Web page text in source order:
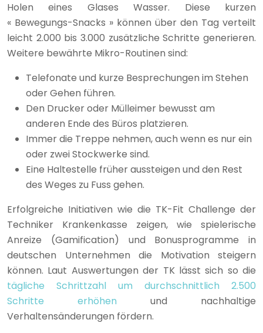
Holen eines Glases Wasser. Diese kurzen
« Bewegungs-Snacks » können über den Tag verteilt
leicht 2.000 bis 3.000 zusätzliche Schritte generieren.
Weitere bewährte Mikro-Routinen sind:
Telefonate und kurze Besprechungen im Stehen
oder Gehen führen.
Den Drucker oder Mülleimer bewusst am
anderen Ende des Büros platzieren.
Immer die Treppe nehmen, auch wenn es nur ein
oder zwei Stockwerke sind.
Eine Haltestelle früher aussteigen und den Rest
des Weges zu Fuss gehen.
Erfolgreiche Initiativen wie die TK-Fit Challenge der
Techniker Krankenkasse zeigen, wie spielerische
Anreize (Gamification) und Bonusprogramme in
deutschen Unternehmen die Motivation steigern
können. Laut Auswertungen der TK lässt sich so die
tägliche Schrittzahl um durchschnittlich 2.500
Schritte erhöhen und nachhaltige
Verhaltensänderungen fördern.